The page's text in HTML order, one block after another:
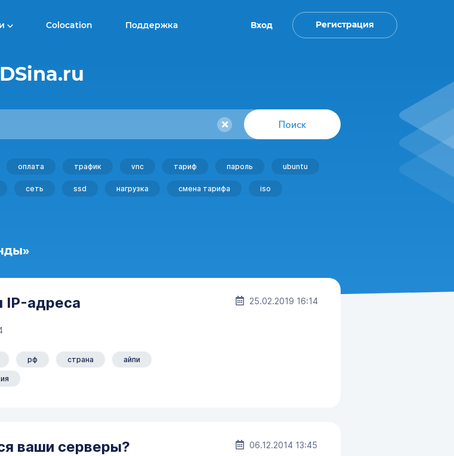
Colocation Поддержка Вход Регистрация
Поиск
оплата трафик vnc тариф пароль ubuntu
сеть ssd нагрузка смена тарифа iso
IP-адреса
рф страна айпи
25.02.2019 16:14
ваши серверы? 06.12.2014 13:45